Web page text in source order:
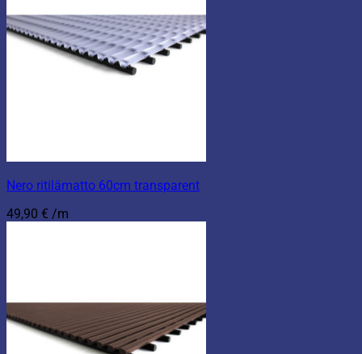
Nero ritilämatto 60cm transparent
49,90 € /m